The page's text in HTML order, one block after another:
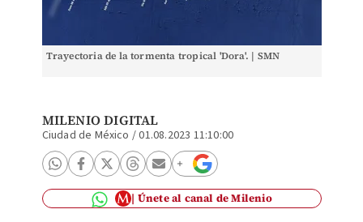
Trayectoria de la tormenta tropical 'Dora'. | SMN
MILENIO DIGITAL
Ciudad de México /01.08.2023 11:10:00
Únete al canal de Milenio